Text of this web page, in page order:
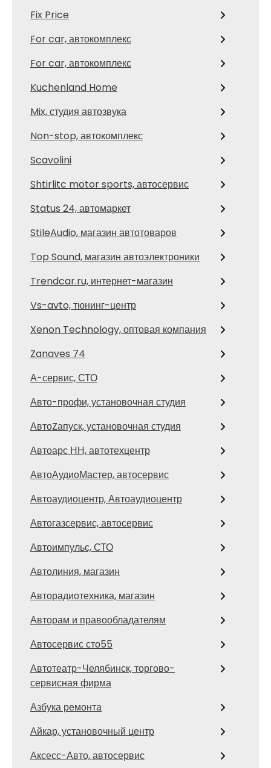
Fix Price
For car, автокомплекс
For car, автокомплекс
Kuchenland Home
Mix, студия автозвука
Non-stop, автокомплекс
Scavolini
Shtirlitc motor sports, автосервис
Status 24, автомаркет
StileAudio, магазин автотоваров
Top Sound, магазин автоэлектроники
Trendcar.ru, интернет-магазин
Vs-avto, тюнинг-центр
Xenon Technology, оптовая компания
Zanaves 74
А-сервис, СТО
Авто-профи, установочная студия
АвтоZапуск, установочная студия
Автоарс НН, автотехцентр
АвтоАудиоМастер, автосервис
Автоаудиоцентр, Автоаудиоцентр
Автогазсервис, автосервис
Автоимпульс, СТО
Автолиния, магазин
Авторадиотехника, магазин
Авторам и правообладателям
Автосервис сто55
Автотеатр-Челябинск, торгово-
сервисная фирма
Азбука ремонта
Айкар, установочный центр
Аксесс-Авто, автосервис